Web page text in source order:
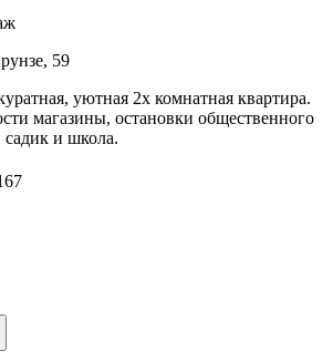
59
уютная 2х комнатная квартира.
магазины, остановки общественного
садик и школа.